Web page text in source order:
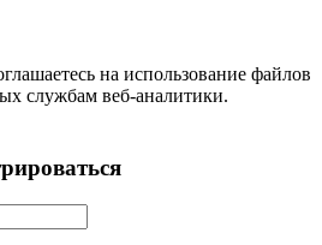
на использование файлов
службам веб-аналитики.